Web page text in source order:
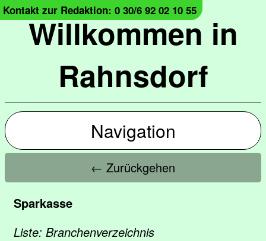
Willkommen in
Rahnsdorf
Kontakt zur Redaktion: 0 30/6 92 02 10 55
Navigation
← Zurückgehen
Sparkasse
Liste: Branchenverzeichnis